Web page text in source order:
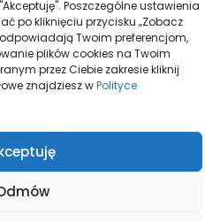
Poszczególne ustawienia
po kliknięciu przycisku „Zobacz
Twoim preferencjom,
plików cookies na Twoim
przez Ciebie zakresie kliknij
znajdziesz wPolityce